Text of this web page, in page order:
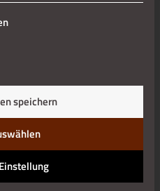
Gruppen, für die eine
speichern